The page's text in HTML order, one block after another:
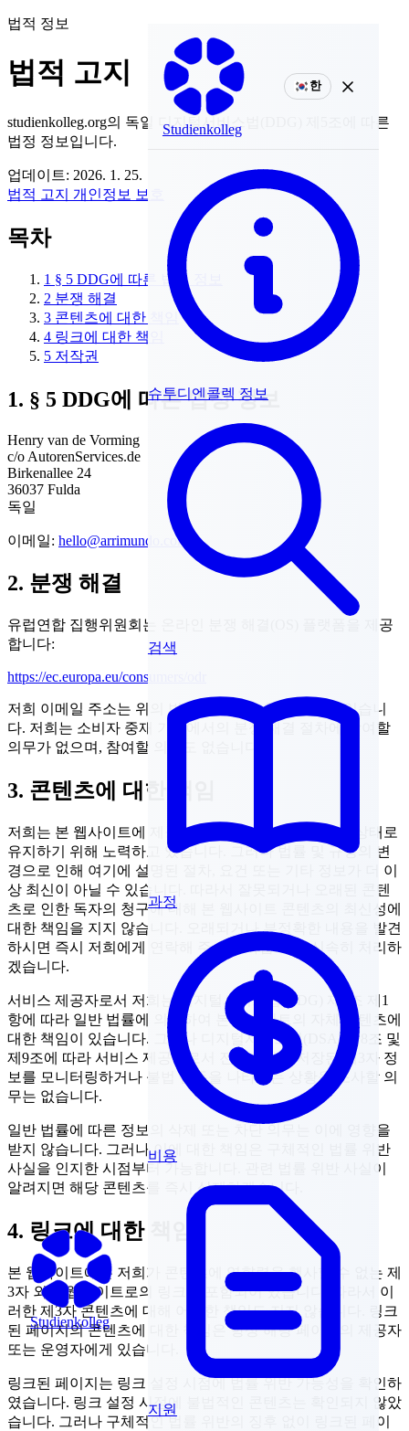
Studienkolleg
Studienkolleg
한
슈투디엔콜렉 정보
검색
과정
비용
지원
법적 정보
법적 고지
studienkolleg.org의 독일 디지털서비스법(DDG) 제5조에 따른
법정 정보입니다.
업데이트: 2026. 1. 25.
법적 고지 개인정보 보호
목차
1 § 5 DDG에 따른 법정 정보
2 분쟁 해결
3 콘텐츠에 대한 책임
4 링크에 대한 책임
5 저작권
1. § 5 DDG에 따른 법정 정보
Henry van de Vorming
c/o AutorenServices.de
Birkenallee 24
36037 Fulda
독일
이메일: hello@arrimundo.com
2. 분쟁 해결
유럽연합 집행위원회는 온라인 분쟁 해결(OS) 플랫폼을 제공
합니다:
https://ec.europa.eu/consumers/odr
저희 이메일 주소는 위의 법적 고지에서 확인하실 수 있습니
다. 저희는 소비자 중재 기관에서의 분쟁 해결 절차에 참여할
의무가 없으며, 참여할 의사도 없습니다.
3. 콘텐츠에 대한 책임
저희는 본 웹사이트에 제공되는 콘텐츠를 최대한 최신 상태로
유지하기 위해 노력하고 있습니다. 그러나 법률 및 규정의 변
경으로 인해 여기에 설명된 절차, 요건 또는 기타 정보가 더 이
상 최신이 아닐 수 있습니다. 따라서 잘못되거나 오래된 콘텐
츠로 인한 독자의 청구에 대해 본 웹사이트 콘텐츠의 최신성에
대한 책임을 지지 않습니다. 오래되거나 부정확한 내용을 발견
하시면 즉시 저희에게 연락해 주시기 바랍니다. 신속히 처리하
겠습니다.
서비스 제공자로서 저희는 디지털서비스법(DDG) 제7조 제1
항에 따라 일반 법률에 의거하여 본 웹사이트의 자체 콘텐츠에
대한 책임이 있습니다. 그러나 디지털서비스법(DSA) 제8조 및
제9조에 따라 서비스 제공자로서 전송되거나 저장된 제3자 정
보를 모니터링하거나 불법 활동을 나타내는 상황을 조사할 의
무는 없습니다.
일반 법률에 따른 정보의 삭제 또는 차단 의무는 이에 영향을
받지 않습니다. 그러나 이에 대한 책임은 구체적인 법률 위반
사실을 인지한 시점부터 가능합니다. 관련 법률 위반 사실이
알려지면 해당 콘텐츠를 즉시 삭제하겠습니다.
4. 링크에 대한 책임
본 웹사이트에는 저희가 콘텐츠에 영향력을 행사할 수 없는 제
3자 외부 웹사이트로의 링크가 포함되어 있습니다. 따라서 이
러한 제3자 콘텐츠에 대해 어떠한 책임도 지지 않습니다. 링크
된 페이지의 콘텐츠에 대한 책임은 항상 해당 페이지의 제공자
또는 운영자에게 있습니다.
링크된 페이지는 링크 설정 시점에 법률 위반 가능성을 확인하
였습니다. 링크 설정 시점에 불법적인 콘텐츠는 확인되지 않았
습니다. 그러나 구체적인 법률 위반의 징후 없이 링크된 페이